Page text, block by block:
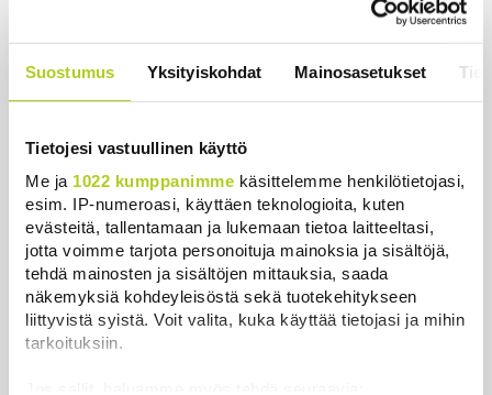
Suostumus Yksityiskohdat Mainosasetukset
Tietojesi vastuullinen käyttö
Me ja 1022 kumppanimme käsittelemme henkilötietojasi,
esim. IP-numeroasi, käyttäen teknologioita, kuten
evästeitä, tallentamaan ja lukemaan tietoa laitteeltasi,
jotta voimme tarjota personoituja mainoksia ja sisältöjä,
tehdä mainosten ja sisältöjen mittauksia, saada
näkemyksiä kohdeyleisöstä sekä tuotekehitykseen
liittyvistä syistä. Voit valita, kuka käyttää tietojasi ja mihin
tarkoituksiin.
olympiayleisöltä – oli liian raju myös natseille
Uutiset | 8.8.2026 22:15
kehottaa syömään koiranlihasoppaa
Uutiset | 8.8.2026 22:06
WSJ: Saksassa löytynyt drooni oli todennäköisesti
venäläinen
Uutiset 8.8.2026 16:19
Sikarutto tuo metsästysrajoituksia – vilkkain